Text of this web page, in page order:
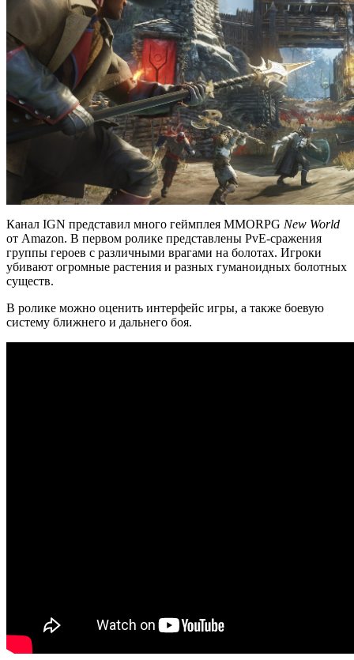
Канал IGN представил много геймплея MMORPG New World
от Amazon. В первом ролике представлены PvE-сражения
группы героев с различными врагами на болотах. Игроки
убивают огромные растения и разных гуманоидных болотных
существ.
В ролике можно оценить интерфейс игры, а также боевую
систему ближнего и дальнего боя.